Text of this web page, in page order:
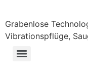
Grabenlose
Vibrationspflüge,